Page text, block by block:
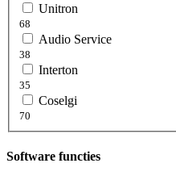
Unitron
68
Audio Service
38
Interton
35
Coselgi
70
Software functies